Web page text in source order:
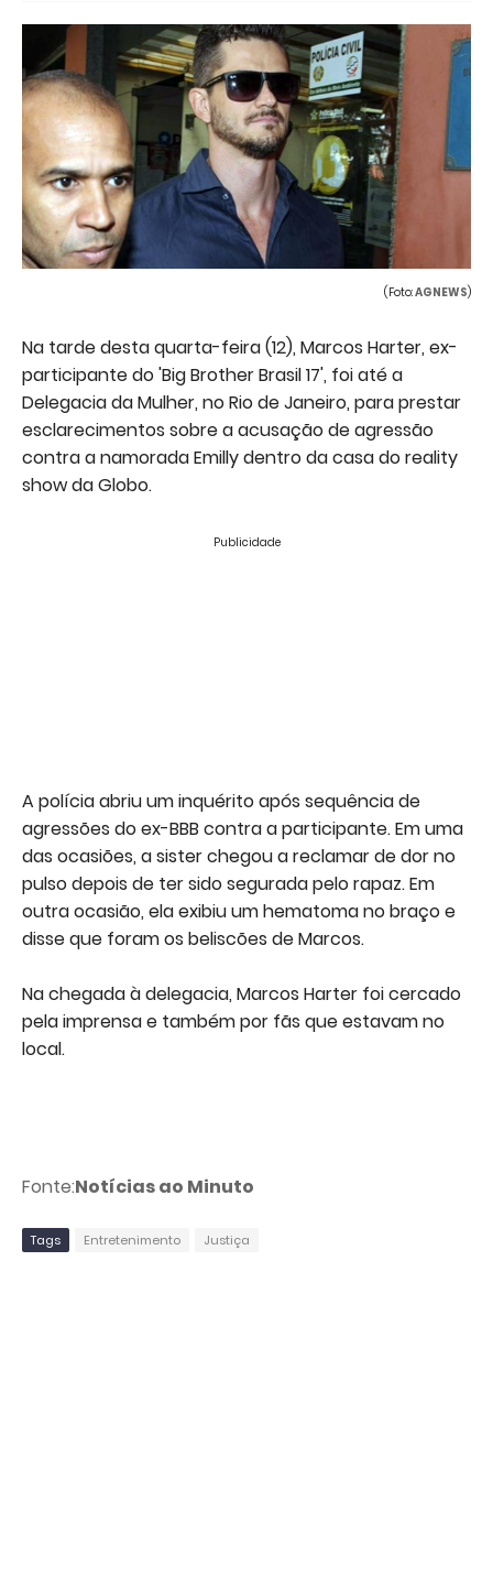
(Foto:AGNEWS)
Na tarde desta quarta-feira (12), Marcos Harter, ex-
participante do 'Big Brother Brasil 17', foi até a
Delegacia da Mulher, no Rio de Janeiro, para prestar
esclarecimentos sobre a acusação de agressão
contra a namorada Emilly dentro da casa do reality
show da Globo.
Publicidade
A polícia abriu um inquérito após sequência de
agressões do ex-BBB contra a participante. Em uma
das ocasiões, a sister chegou a reclamar de dor no
pulso depois de ter sido segurada pelo rapaz. Em
outra ocasião, ela exibiu um hematoma no braço e
disse que foram os beliscões de Marcos.
Na chegada à delegacia, Marcos Harter foi cercado
pela imprensa e também por fãs que estavam no
local.
Fonte:Notícias ao Minuto
Tags Entretenimento Justiça